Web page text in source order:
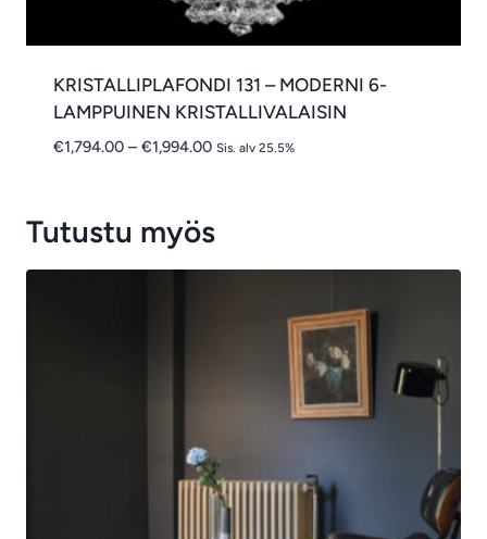
KRISTALLIPLAFONDI 131 – MODERNI 6-
LAMPPUINEN KRISTALLIVALAISIN
€1,794.00 – €1,994.00Hintaluokka:
Sis. alv 25.5%
Tutustu myös